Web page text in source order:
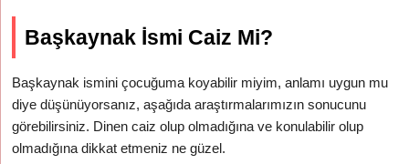
Başkaynak İsmi Caiz Mi?
Başkaynak ismini çocuğuma koyabilir miyim, anlamı uygun mu
diye düşünüyorsanız, aşağıda araştırmalarımızın sonucunu
görebilirsiniz. Dinen caiz olup olmadığına ve konulabilir olup
olmadığına dikkat etmeniz ne güzel.